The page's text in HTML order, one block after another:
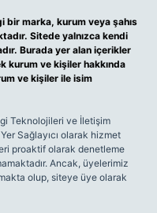
bir marka, kurum veya şahıs
Sitede yalnızca kendi
Burada yer alan içerikler
kurum ve kişiler hakkında
ve kişiler ile isim
Teknolojileri ve İletişim
Sağlayıcı olarak hizmet
proaktif olarak denetleme
Ancak, üyelerimiz
olup, siteye üye olarak